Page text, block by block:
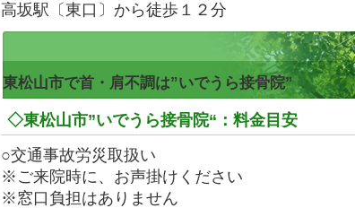
高坂駅〔東口〕から徒歩１２分
東松山市で首・肩不調は”いでうら接骨院”
◇東松山市”いでうら接骨院“：料金目安
○交通事故労災取扱い
※ご来院時に、お声掛けください
※窓口負担はありません